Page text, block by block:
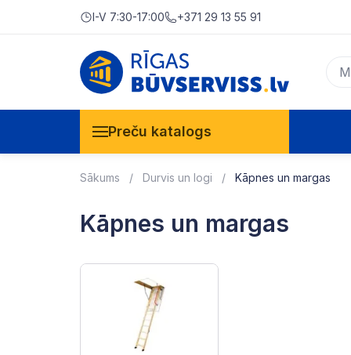
I-V 7:30-17:00 +371 29 13 55 91
Preču katalogs
Sākums Durvis un logi Kāpnes un margas
Kāpnes un margas